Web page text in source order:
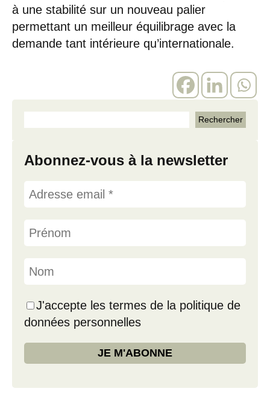
à une stabilité sur un nouveau palier
permettant un meilleur équilibrage avec la
demande tant intérieure qu’internationale.
Abonnez-vous à la newsletter
J'accepte les termes de la politique de
données personnelles